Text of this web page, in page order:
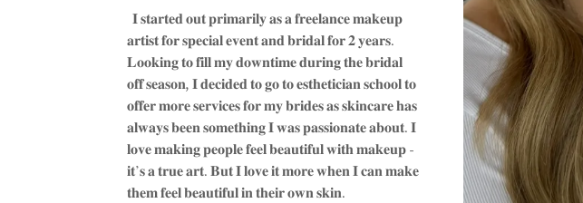
𝐈 𝐬𝐭𝐚𝐫𝐭𝐞𝐝 𝐨𝐮𝐭 𝐩𝐫𝐢𝐦𝐚𝐫𝐢𝐥𝐲 𝐚𝐬 𝐚 𝐟𝐫𝐞𝐞𝐥𝐚𝐧𝐜𝐞 𝐦𝐚𝐤𝐞𝐮𝐩
𝐚𝐫𝐭𝐢𝐬𝐭 𝐟𝐨𝐫 𝐬𝐩𝐞𝐜𝐢𝐚𝐥 𝐞𝐯𝐞𝐧𝐭 𝐚𝐧𝐝 𝐛𝐫𝐢𝐝𝐚𝐥 𝐟𝐨𝐫 𝟐 𝐲𝐞𝐚𝐫𝐬.
𝐋𝐨𝐨𝐤𝐢𝐧𝐠 𝐭𝐨 𝐟𝐢𝐥𝐥 𝐦𝐲 𝐝𝐨𝐰𝐧𝐭𝐢𝐦𝐞 𝐝𝐮𝐫𝐢𝐧𝐠 𝐭𝐡𝐞 𝐛𝐫𝐢𝐝𝐚𝐥
𝐨𝐟𝐟 𝐬𝐞𝐚𝐬𝐨𝐧, 𝐈 𝐝𝐞𝐜𝐢𝐝𝐞𝐝 𝐭𝐨 𝐠𝐨 𝐭𝐨 𝐞𝐬𝐭𝐡𝐞𝐭𝐢𝐜𝐢𝐚𝐧 𝐬𝐜𝐡𝐨𝐨𝐥 𝐭𝐨
𝐨𝐟𝐟𝐞𝐫 𝐦𝐨𝐫𝐞 𝐬𝐞𝐫𝐯𝐢𝐜𝐞𝐬 𝐟𝐨𝐫 𝐦𝐲 𝐛𝐫𝐢𝐝𝐞𝐬 𝐚𝐬 𝐬𝐤𝐢𝐧𝐜𝐚𝐫𝐞 𝐡𝐚𝐬
𝐚𝐥𝐰𝐚𝐲𝐬 𝐛𝐞𝐞𝐧 𝐬𝐨𝐦𝐞𝐭𝐡𝐢𝐧𝐠 𝐈 𝐰𝐚𝐬 𝐩𝐚𝐬𝐬𝐢𝐨𝐧𝐚𝐭𝐞 𝐚𝐛𝐨𝐮𝐭. 𝐈
𝐥𝐨𝐯𝐞 𝐦𝐚𝐤𝐢𝐧𝐠 𝐩𝐞𝐨𝐩𝐥𝐞 𝐟𝐞𝐞𝐥 𝐛𝐞𝐚𝐮𝐭𝐢𝐟𝐮𝐥 𝐰𝐢𝐭𝐡 𝐦𝐚𝐤𝐞𝐮𝐩 -
𝐢𝐭’𝐬 𝐚 𝐭𝐫𝐮𝐞 𝐚𝐫𝐭. 𝐁𝐮𝐭 𝐈 𝐥𝐨𝐯𝐞 𝐢𝐭 𝐦𝐨𝐫𝐞 𝐰𝐡𝐞𝐧 𝐈 𝐜𝐚𝐧 𝐦𝐚𝐤𝐞
𝐭𝐡𝐞𝐦 𝐟𝐞𝐞𝐥 𝐛𝐞𝐚𝐮𝐭𝐢𝐟𝐮𝐥 𝐢𝐧 𝐭𝐡𝐞𝐢𝐫 𝐨𝐰𝐧 𝐬𝐤𝐢𝐧.